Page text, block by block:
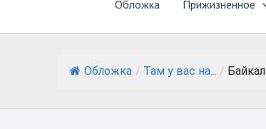
Обложка Прижизненное
Обложка / Там у вас на... / Байкал